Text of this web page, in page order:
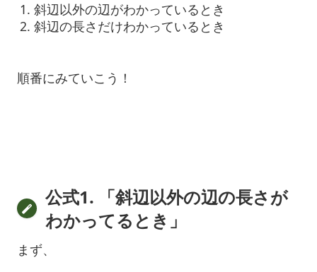
斜辺以外の辺がわかっているとき
斜辺の長さだけわかっているとき
順番にみていこう！
公式1. 「斜辺以外の辺の長さが
わかってるとき」
まず、